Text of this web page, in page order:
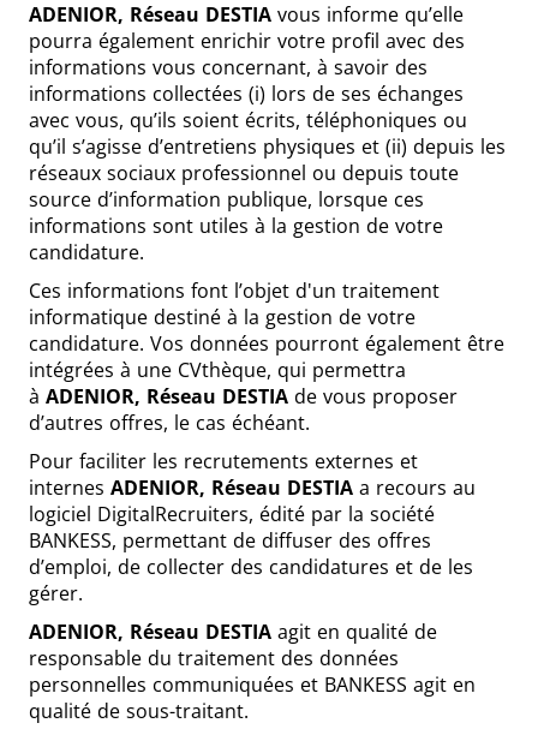
ADENIOR, Réseau DESTIA vous informe qu’elle
pourra également enrichir votre profil avec des
informations vous concernant, à savoir des
informations collectées (i) lors de ses échanges
avec vous, qu’ils soient écrits, téléphoniques ou
qu’il s’agisse d’entretiens physiques et (ii) depuis les
réseaux sociaux professionnel ou depuis toute
source d’information publique, lorsque ces
informations sont utiles à la gestion de votre
candidature.
Ces informations font l’objet d'un traitement
informatique destiné à la gestion de votre
candidature. Vos données pourront également être
intégrées à une CVthèque, qui permettra
à ADENIOR, Réseau DESTIA de vous proposer
d’autres offres, le cas échéant.
Pour faciliter les recrutements externes et
internes ADENIOR, Réseau DESTIA a recours au
logiciel DigitalRecruiters, édité par la société
BANKESS, permettant de diffuser des offres
d’emploi, de collecter des candidatures et de les
gérer.
ADENIOR, Réseau DESTIA agit en qualité de
responsable du traitement des données
personnelles communiquées et BANKESS agit en
qualité de sous-traitant.